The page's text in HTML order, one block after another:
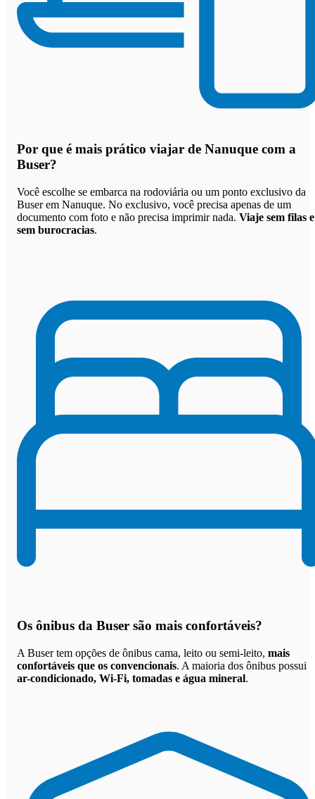
Por que é mais prático viajar de Nanuque com a
Buser?
Você escolhe se embarca na rodoviária ou um ponto exclusivo da
Buser em Nanuque. No exclusivo, você precisa apenas de um
documento com foto e não precisa imprimir nada. Viaje sem filas e
sem burocracias.
Os ônibus da Buser são mais confortáveis?
A Buser tem opções de ônibus cama, leito ou semi-leito, mais
confortáveis que os convencionais. A maioria dos ônibus possui
ar-condicionado, Wi-Fi, tomadas e água mineral.